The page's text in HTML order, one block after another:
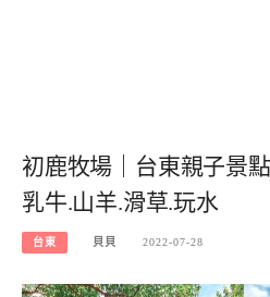
初鹿牧場｜台東親子景
乳牛.山羊.滑草.玩水
台東 貝貝 2022-07-28